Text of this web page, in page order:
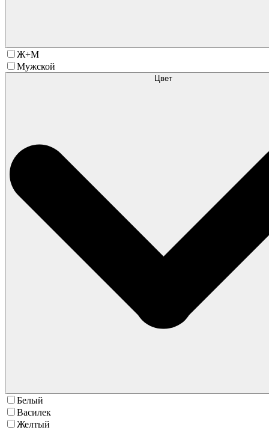
Ж+М
Мужской
Белый
Василек
Желтый